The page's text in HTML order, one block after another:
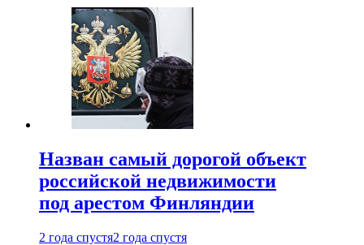
Назван самый дорогой объект
российской недвижимости
под арестом Финляндии
2 года спустя2 года спустя